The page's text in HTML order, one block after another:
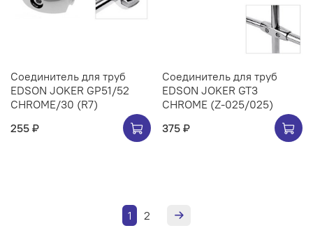
Соединитель для труб
EDSON JOKER GP51/52
CHROME/30 (R7)
255 ₽
Соединитель для труб
EDSON JOKER GT3
CHROME (Z-025/025)
375 ₽
1 2